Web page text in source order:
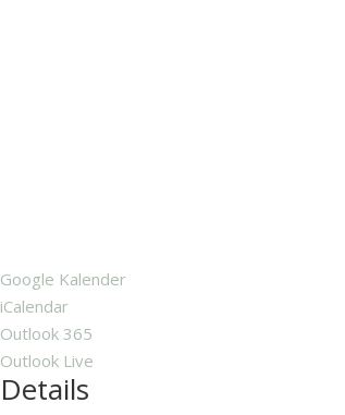
Google Kalender
iCalendar
Outlook 365
Outlook Live
Details